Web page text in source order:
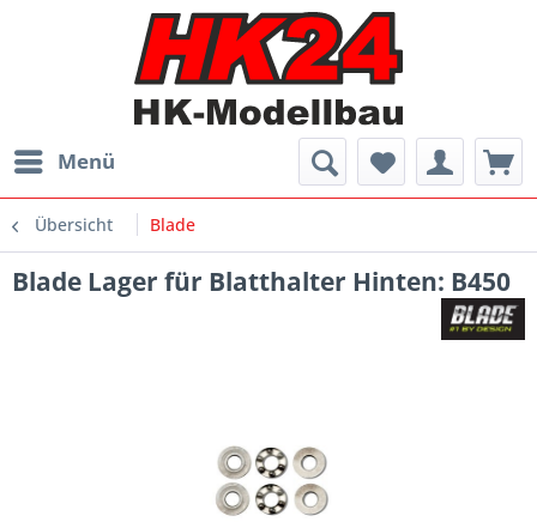
Menü
Übersicht Blade
Blade Lager für Blatthalter Hinten: B450